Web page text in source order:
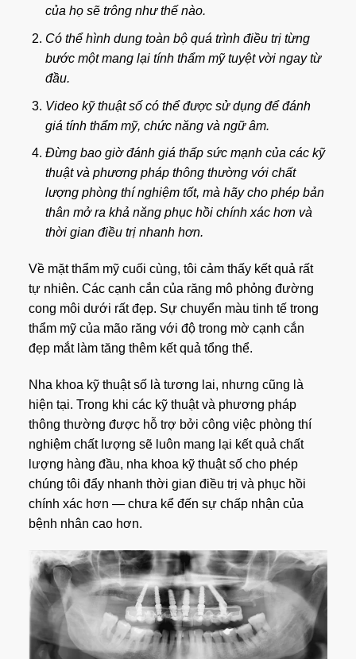
của họ sẽ trông như thế nào.
Có thể hình dung toàn bộ quá trình điều trị từng
bước một mang lại tính thẩm mỹ tuyệt vời ngay từ
đầu.
Video kỹ thuật số có thể được sử dụng để đánh
giá tính thẩm mỹ, chức năng và ngữ âm.
Đừng bao giờ đánh giá thấp sức mạnh của các kỹ
thuật và phương pháp thông thường với chất
lượng phòng thí nghiệm tốt, mà hãy cho phép bản
thân mở ra khả năng phục hồi chính xác hơn và
thời gian điều trị nhanh hơn.
Về mặt thẩm mỹ cuối cùng, tôi cảm thấy kết quả rất
tự nhiên. Các cạnh cắn của răng mô phỏng đường
cong môi dưới rất đẹp. Sự chuyển màu tinh tế trong
thẩm mỹ của mão răng với độ trong mờ cạnh cắn
đẹp mắt làm tăng thêm kết quả tổng thể.
Nha khoa kỹ thuật số là tương lai, nhưng cũng là
hiện tại. Trong khi các kỹ thuật và phương pháp
thông thường được hỗ trợ bởi công việc phòng thí
nghiệm chất lượng sẽ luôn mang lại kết quả chất
lượng hàng đầu, nha khoa kỹ thuật số cho phép
chúng tôi đẩy nhanh thời gian điều trị và phục hồi
chính xác hơn — chưa kể đến sự chấp nhận của
bệnh nhân cao hơn.